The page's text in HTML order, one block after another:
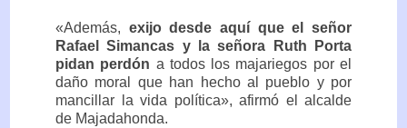
«Además, exijo desde aquí que el señor
Rafael Simancas y la señora Ruth Porta
pidan perdón a todos los majariegos por el
daño moral que han hecho al pueblo y por
mancillar la vida política», afirmó el alcalde
de Majadahonda.